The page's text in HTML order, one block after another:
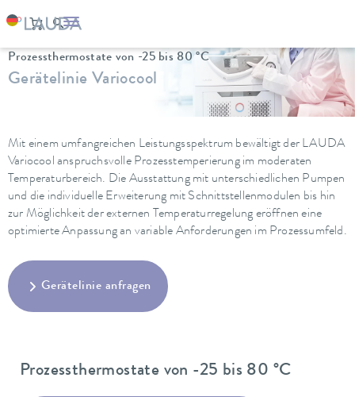
Prozessthermostate von -25 bis 80 °C
Gerätelinie Variocool
Mit einem umfangreichen Leistungsspektrum bewältigt der LAUDA
Variocool anspruchsvolle Prozesstemperierung im moderaten
Temperaturbereich. Die Ausstattung mit unterschiedlichen Pumpen
und die individuelle Erweiterung mit Schnittstellenmodulen bis hin
zur Möglichkeit der externen Temperaturregelung eröffnen eine
optimierte Anpassung an variable Anforderungen im Prozessumfeld.
Gerätelinie anfragen
Prozessthermostate von -25 bis 80 °C